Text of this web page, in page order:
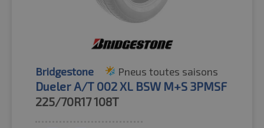
Bridgestone Pneus toutes saisons
Dueler A/T 002 XL BSW M+S 3PMSF
225/70R17108T